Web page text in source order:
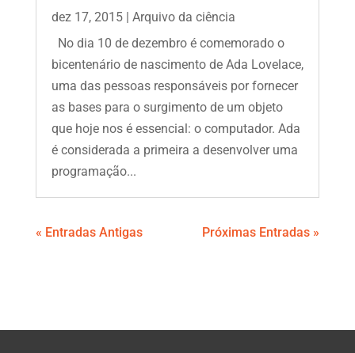
dez 17, 2015| Arquivo da ciência
No dia 10 de dezembro é comemorado o
bicentenário de nascimento de Ada Lovelace,
uma das pessoas responsáveis por fornecer
as bases para o surgimento de um objeto
que hoje nos é essencial: o computador. Ada
é considerada a primeira a desenvolver uma
programação...
« Entradas Antigas Próximas Entradas »